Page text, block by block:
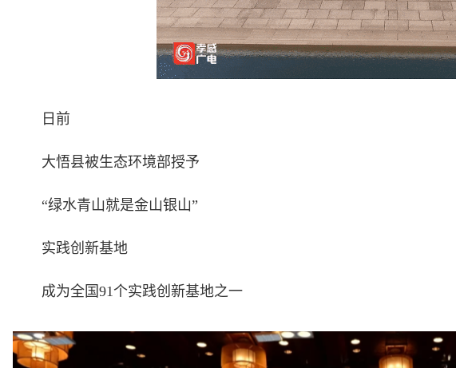
日前
大悟县被生态环境部授予
“绿水青山就是金山银山”
实践创新基地
成为全国91个实践创新基地之一